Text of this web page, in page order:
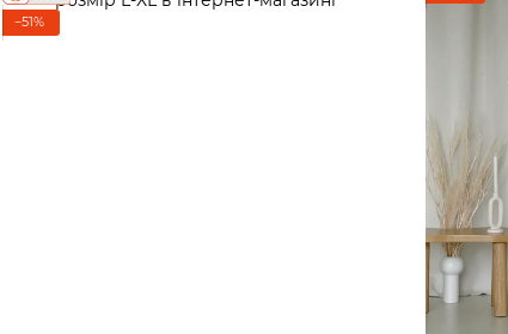
−51%